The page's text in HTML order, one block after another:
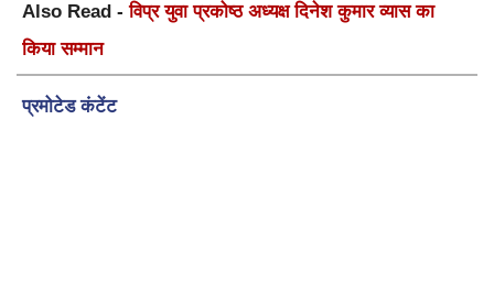
Also Read -विप्र युवा प्रकोष्ठ अध्यक्ष दिनेश कुमार व्यास का
किया सम्मान